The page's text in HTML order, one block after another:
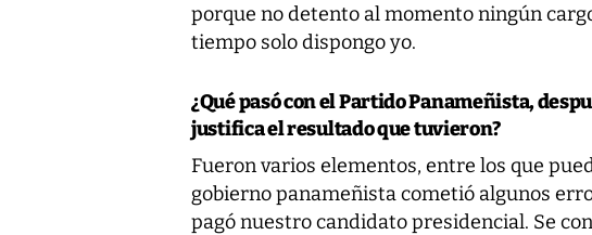
porque no detento al momento ningún
tiempo solo dispongo yo.
¿Qué pasó con el Partido Panameñista,
justifica el resultado que tuvieron?
Fueron varios elementos, entre los que
gobierno panameñista cometió algunos
pagó nuestro candidato presidencial. Se